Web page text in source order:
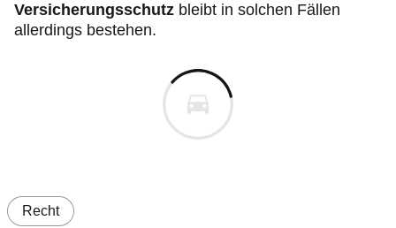
Versicherungsschutz bleibt in solchen Fällen
allerdings bestehen.
Recht